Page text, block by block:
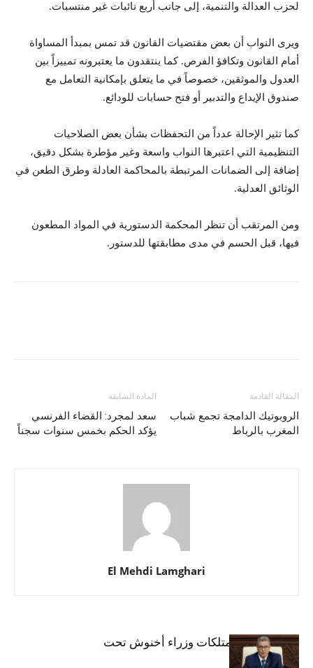
لحزب العدالة والتنمية، إلى جانب أربع نائبات غير منتسبات.
ويرى النواب أن بعض مقتضيات القانون قد تمس بمبدأ المساواة
أمام القانون وتكافؤ الفرص. كما ينتقدون ما يعتبرونه تمييزاً بين
العدول والموثقين، خصوصاً في ما يتعلق بإمكانية التعامل مع
صندوق الإيداع والتدبير أو فتح حسابات للودائع.
كما تثير الإحالة عدداً من التحفظات بشأن بعض الصلاحيات
التنظيمية التي اعتبرها النواب واسعة وغير مؤطرة بشكل دقيق،
إضافة إلى الضمانات المرتبطة بالمحاكمة العادلة وطرق الطعن في
الوثائق العدلية.
ومن المرتقب أن تنظر المحكمة الدستورية في المواد المطعون
فيها، قبل الحسم في مدى مطابقتها للدستور.
المادة السابقة
سعد لمجرد: القضاء الفرنسي
يؤكد الحكم بخمس سنوات سجناً
المقالة القادمة
الروبوتيك الدامجة تجمع شباب
المغرب بالرباط
El Mehdi Lamghari
نهاية الولاية: ممتلكات وزراء أخنوش تحت
التدقيق